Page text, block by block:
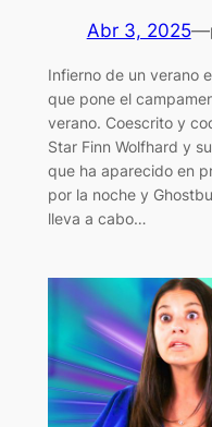
Abr 3, 2025—
Infierno de un verano
que pone el
verano. Coescrito y
Star Finn Wolfhard y
que ha aparecido en
por la noche y
lleva a cabo…